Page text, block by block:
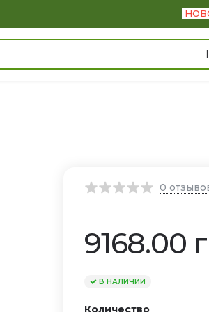
0
9168.00
В НАЛИЧИИ
Количество